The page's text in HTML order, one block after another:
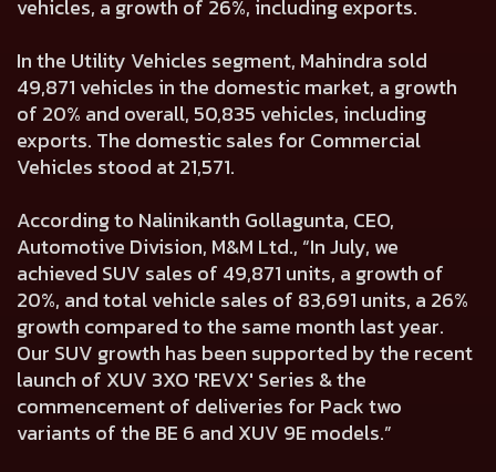
vehicles, a growth of 26%, including exports.
In the Utility Vehicles segment, Mahindra sold
49,871 vehicles in the domestic market, a growth
of 20% and overall, 50,835 vehicles, including
exports. The domestic sales for Commercial
Vehicles stood at 21,571.
According to Nalinikanth Gollagunta, CEO,
Automotive Division, M&M Ltd., “In July, we
achieved SUV sales of 49,871 units, a growth of
20%, and total vehicle sales of 83,691 units, a 26%
growth compared to the same month last year.
Our SUV growth has been supported by the recent
launch of XUV 3XO 'REVX' Series & the
commencement of deliveries for Pack two
variants of the BE 6 and XUV 9E models.”